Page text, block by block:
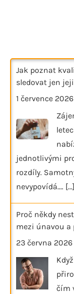
Jak poznat
sledovat jen
1 července 2026
jednotlivými
rozdíly.
nevypovídá.… [...]
Proč někdy
mezi únavou a
23 června 2026
čím